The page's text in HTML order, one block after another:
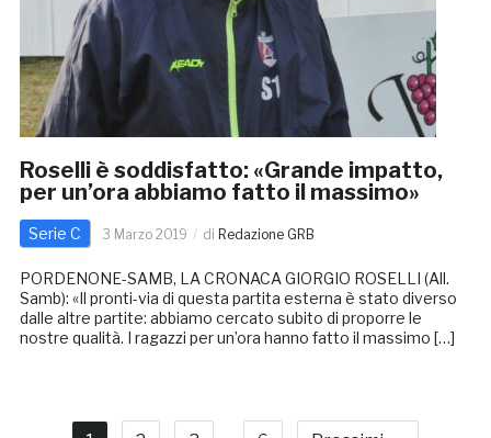
Roselli è soddisfatto: «Grande impatto,
per un’ora abbiamo fatto il massimo»
Serie C 3 Marzo 2019 di Redazione GRB
PORDENONE-SAMB, LA CRONACA GIORGIO ROSELLI (All.
Samb): «Il pronti-via di questa partita esterna è stato diverso
dalle altre partite: abbiamo cercato subito di proporre le
nostre qualità. I ragazzi per un’ora hanno fatto il massimo […]